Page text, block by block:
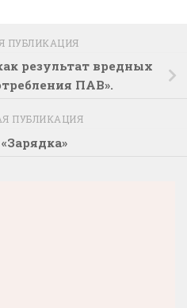
ПУБЛИКАЦИЯ
результат вредных
ПАВ».
ПУБЛИКАЦИЯ